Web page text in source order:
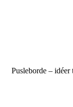
Pusleborde –